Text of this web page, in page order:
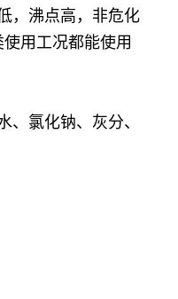
，沸点高，非危化
用工况都能使用
、氯化钠、灰分、